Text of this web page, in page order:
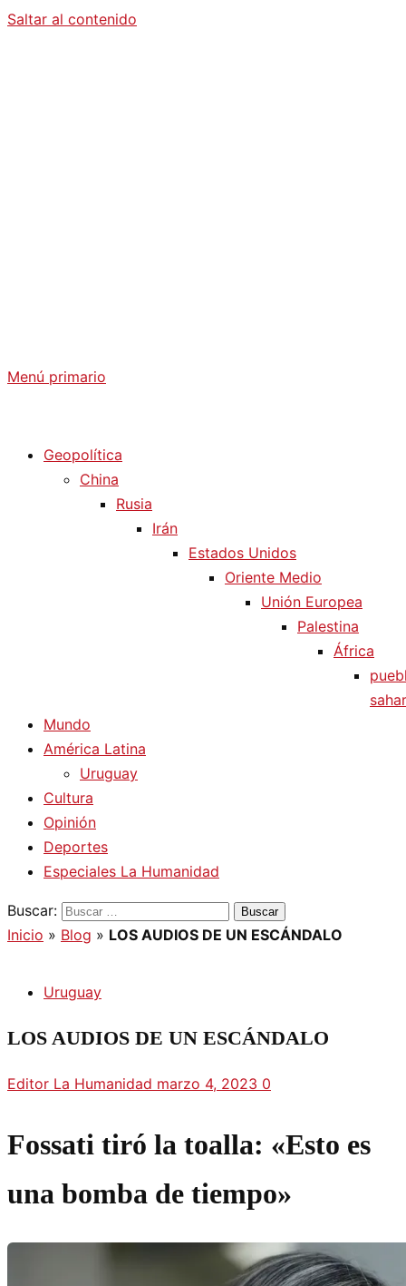
Saltar al contenido
Menú primario
Geopolítica
China
Rusia
Irán
Estados Unidos
Oriente Medio
Unión Europea
Palestina
África
Mundo
América Latina
Uruguay
Cultura
Opinión
Deportes
Especiales La Humanidad
Buscar:
Inicio » Blog » LOS AUDIOS DE UN ESCÁNDALO
Uruguay
LOS AUDIOS DE UN ESCÁNDALO
Editor La Humanidad marzo 4, 2023 0
Fossati tiró la toalla: «Esto es
una bomba de tiempo»